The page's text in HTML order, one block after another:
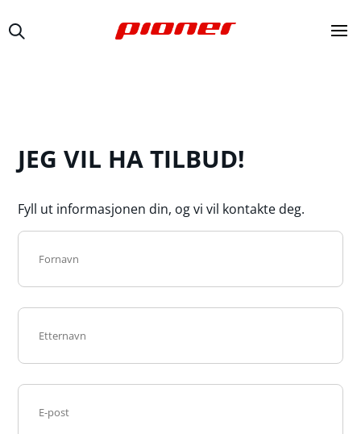
JEG VIL HA TILBUD!
Fyll ut informasjonen din, og vi vil kontakte deg.